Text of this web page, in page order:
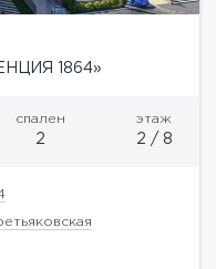
1864»
спален
2
этаж
2 / 8